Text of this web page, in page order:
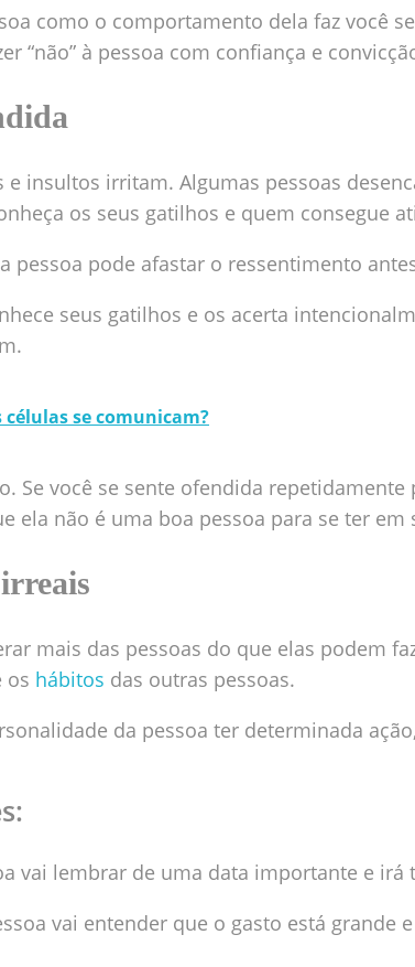
como o comportamento dela faz você
“não” à pessoa com confiança e
insultos irritam. Algumas pessoas
os seus gatilhos e quem consegue
pessoa pode afastar o ressentimento
seus gatilhos e os acerta
células se comunicam?
Se você se sente ofendida repetidamente
ela não é uma boa pessoa para se ter em
mais das pessoas do que elas podem
os hábitos das outras pessoas.
da pessoa ter determinada
vai lembrar de uma data importante e irá
vai entender que o gasto está grande